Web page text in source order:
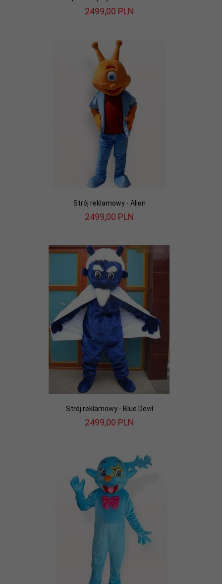
2499,00 PLN
Strój reklamowy - Alien
2499,00 PLN
Strój reklamowy - Blue Devil
2499,00 PLN